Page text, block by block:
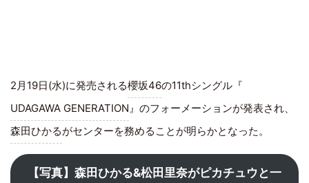
2月19日(水)に発売される櫻坂46の11thシングル『
UDAGAWA GENERATION』のフォーメーションが発表され、
森田ひかるがセンターを務めることが明らかとなった。
【写真】森田ひかる&松田里奈がピカチュウと一